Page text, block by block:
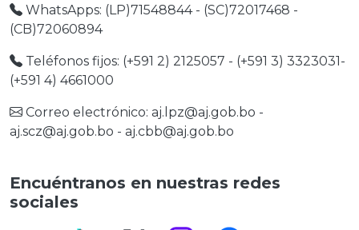
WhatsApps: (LP)71548844 - (SC)72017468 -
(CB)72060894
Teléfonos fijos: (+591 2) 2125057 - (+591 3) 3323031-
(+591 4) 4661000
Correo electrónico: aj.lpz@aj.gob.bo -
aj.scz@aj.gob.bo - aj.cbb@aj.gob.bo
Encuéntranos en nuestras redes
sociales